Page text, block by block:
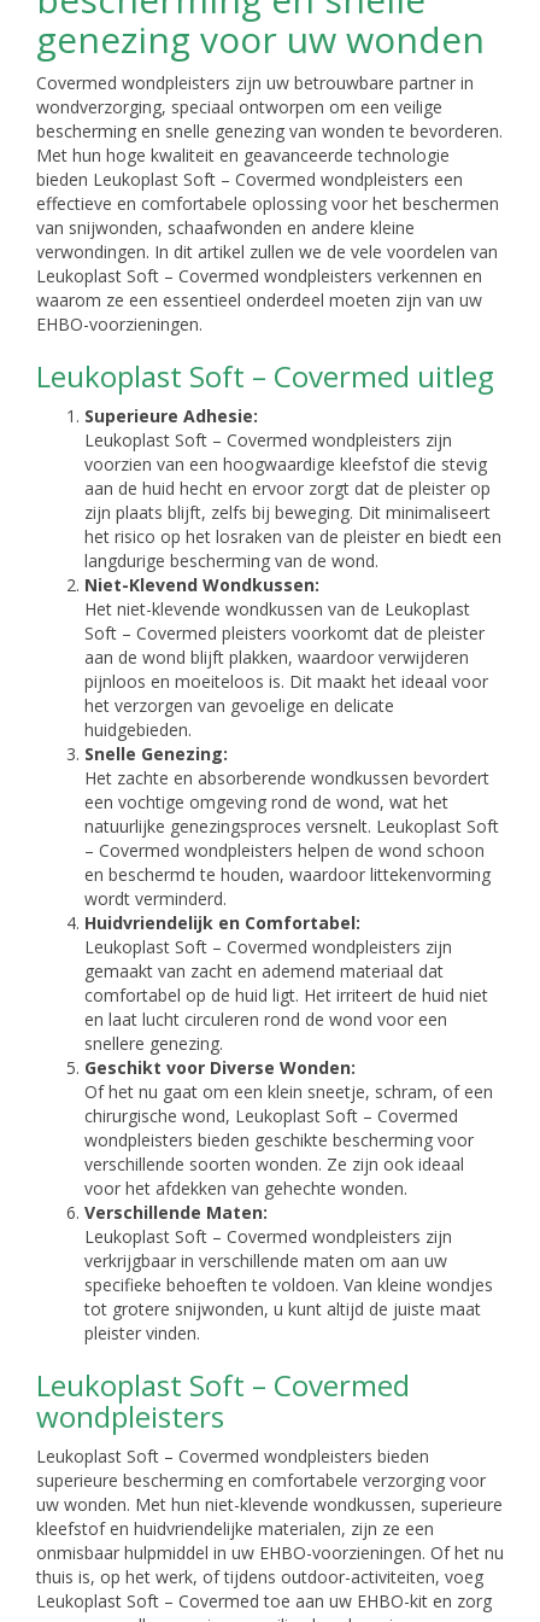
genezing voor uw wonden
Covermed wondpleisters zijn uw betrouwbare partner in
wondverzorging, speciaal ontworpen om een veilige
bescherming en snelle genezing van wonden te bevorderen.
Met hun hoge kwaliteit en geavanceerde technologie
bieden Leukoplast Soft – Covermed wondpleisters een
effectieve en comfortabele oplossing voor het beschermen
van snijwonden, schaafwonden en andere kleine
verwondingen. In dit artikel zullen we de vele voordelen van
Leukoplast Soft – Covermed wondpleisters verkennen en
waarom ze een essentieel onderdeel moeten zijn van uw
EHBO-voorzieningen.
Leukoplast Soft – Covermed uitleg
Superieure Adhesie:
Leukoplast Soft – Covermed wondpleisters zijn
voorzien van een hoogwaardige kleefstof die stevig
aan de huid hecht en ervoor zorgt dat de pleister op
zijn plaats blijft, zelfs bij beweging. Dit minimaliseert
het risico op het losraken van de pleister en biedt een
langdurige bescherming van de wond.
Niet-Klevend Wondkussen:
Het niet-klevende wondkussen van de Leukoplast
Soft – Covermed pleisters voorkomt dat de pleister
aan de wond blijft plakken, waardoor verwijderen
pijnloos en moeiteloos is. Dit maakt het ideaal voor
het verzorgen van gevoelige en delicate
huidgebieden.
Snelle Genezing:
Het zachte en absorberende wondkussen bevordert
een vochtige omgeving rond de wond, wat het
natuurlijke genezingsproces versnelt. Leukoplast Soft
– Covermed wondpleisters helpen de wond schoon
en beschermd te houden, waardoor littekenvorming
wordt verminderd.
Huidvriendelijk en Comfortabel:
Leukoplast Soft – Covermed wondpleisters zijn
gemaakt van zacht en ademend materiaal dat
comfortabel op de huid ligt. Het irriteert de huid niet
en laat lucht circuleren rond de wond voor een
snellere genezing.
Geschikt voor Diverse Wonden:
Of het nu gaat om een klein sneetje, schram, of een
chirurgische wond, Leukoplast Soft – Covermed
wondpleisters bieden geschikte bescherming voor
verschillende soorten wonden. Ze zijn ook ideaal
voor het afdekken van gehechte wonden.
Verschillende Maten:
Leukoplast Soft – Covermed wondpleisters zijn
verkrijgbaar in verschillende maten om aan uw
specifieke behoeften te voldoen. Van kleine wondjes
tot grotere snijwonden, u kunt altijd de juiste maat
pleister vinden.
Leukoplast Soft – Covermed
wondpleisters
Leukoplast Soft – Covermed wondpleisters bieden
superieure bescherming en comfortabele verzorging voor
uw wonden. Met hun niet-klevende wondkussen, superieure
kleefstof en huidvriendelijke materialen, zijn ze een
onmisbaar hulpmiddel in uw EHBO-voorzieningen. Of het nu
thuis is, op het werk, of tijdens outdoor-activiteiten, voeg
Leukoplast Soft – Covermed toe aan uw EHBO-kit en zorg